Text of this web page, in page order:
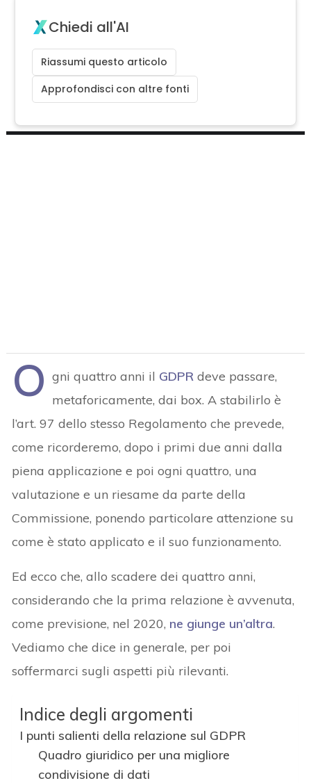
Chiedi all'AI
Riassumi questo articolo
Approfondisci con altre fonti
O gni quattro anni il GDPR deve passare,
metaforicamente, dai box. A stabilirlo è
l’art. 97 dello stesso Regolamento che prevede,
come ricorderemo, dopo i primi due anni dalla
piena applicazione e poi ogni quattro, una
valutazione e un riesame da parte della
Commissione, ponendo particolare attenzione su
come è stato applicato e il suo funzionamento.
Ed ecco che, allo scadere dei quattro anni,
considerando che la prima relazione è avvenuta,
come previsione, nel 2020, ne giunge un’altra.
Vediamo che dice in generale, per poi
soffermarci sugli aspetti più rilevanti.
Indice degli argomenti
I punti salienti della relazione sul GDPR
Quadro giuridico per una migliore
condivisione di dati